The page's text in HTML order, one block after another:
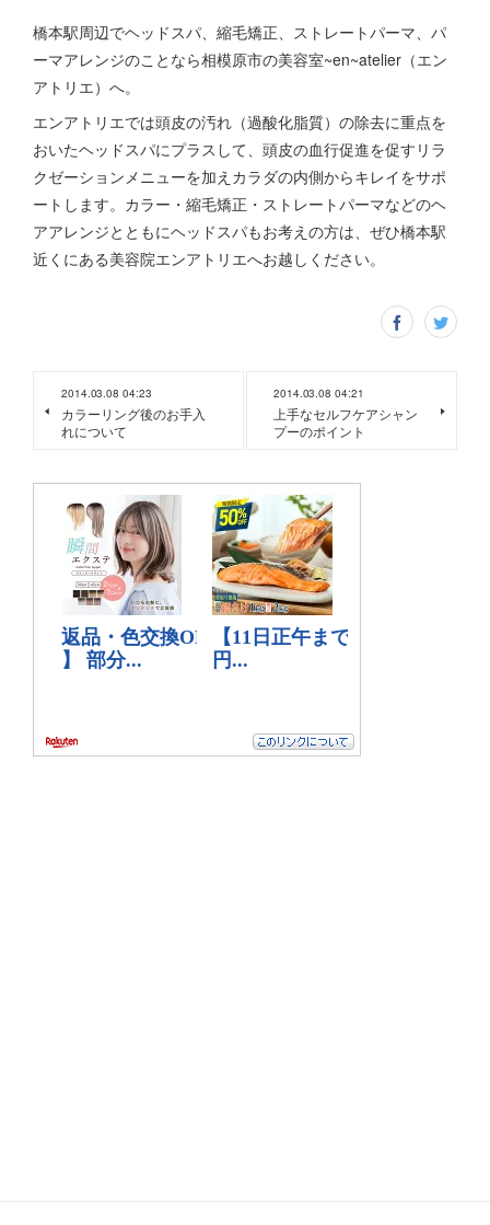
橋本駅周辺でヘッドスパ、縮毛矯正、ストレートパーマ、パ
ーマアレンジのことなら相模原市の美容室~en~atelier（エン
アトリエ）へ。
エンアトリエでは頭皮の汚れ（過酸化脂質）の除去に重点を
おいたヘッドスパにプラスして、頭皮の血行促進を促すリラ
クゼーションメニューを加えカラダの内側からキレイをサポ
ートします。カラー・縮毛矯正・ストレートパーマなどのヘ
アアレンジとともにヘッドスパもお考えの方は、ぜひ橋本駅
近くにある美容院エンアトリエへお越しください。
2014.03.08 04:23
カラーリング後のお手入
れについて
2014.03.08 04:21
上手なセルフケアシャン
プーのポイント